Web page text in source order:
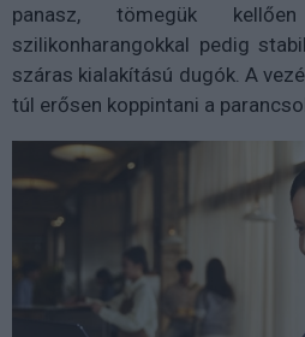
panasz, tömegük
szilikonharangokkal pedig
száras kialakítású dugók. A
túl erősen koppintani a